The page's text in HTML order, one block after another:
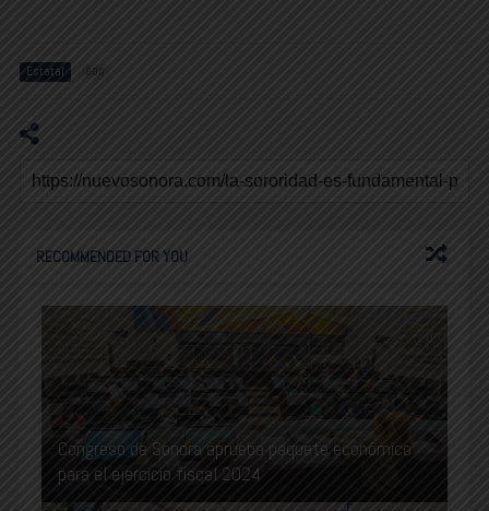
Estatal 800
RECOMMENDED FOR YOU
Congreso de Sonora aprueba paquete económico
para el ejercicio fiscal 2024